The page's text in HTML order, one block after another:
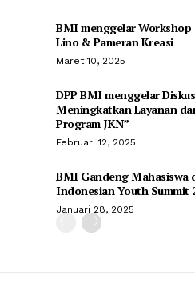
BMI menggelar Workshop
Lino & Pameran Kreasi
Maret 10, 2025
DPP BMI menggelar
Meningkatkan Layanan
Program JKN”
Februari 12, 2025
BMI Gandeng Mahasiswa
Indonesian Youth Summit
Januari 28, 2025